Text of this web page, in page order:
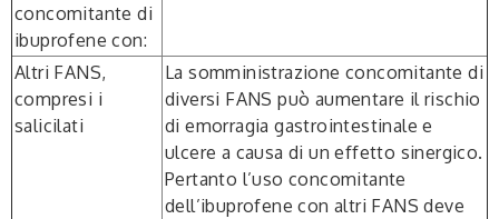
concomitante di
ibuprofene con:
Altri FANS,
compresi i
salicilati
La somministrazione concomitante di
diversi FANS può aumentare il rischio
di emorragia gastrointestinale e
ulcere a causa di un effetto sinergico.
Pertanto l’uso concomitante
dell’ibuprofene con altri FANS deve